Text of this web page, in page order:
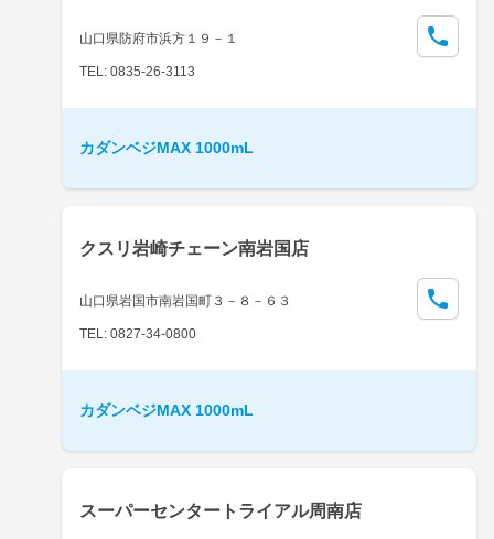
山口県防府市浜方１９－１
TEL: 0835-26-3113
カダンベジMAX 1000mL
クスリ岩崎チェーン南岩国店
山口県岩国市南岩国町３－８－６３
TEL: 0827-34-0800
カダンベジMAX 1000mL
スーパーセンタートライアル周南店